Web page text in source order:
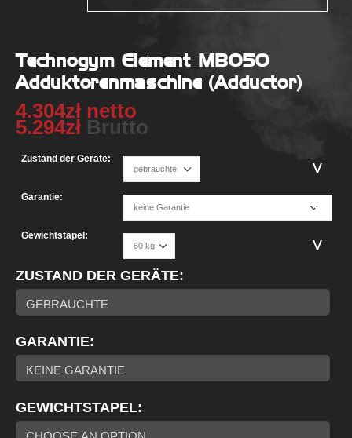
Technogym Element MB050
Adduktorenmaschine (Adductor)
4.304zł netto
5.294zł Brutto
Zustand der Geräte:
Garantie:
Gewichtstapel:
ZUSTAND DER GERÄTE
GARANTIE
GEWICHTSTAPEL